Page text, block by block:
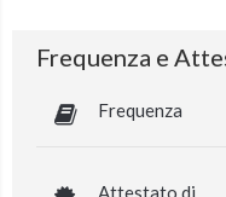
Frequenza e
Frequenza
Attestato di